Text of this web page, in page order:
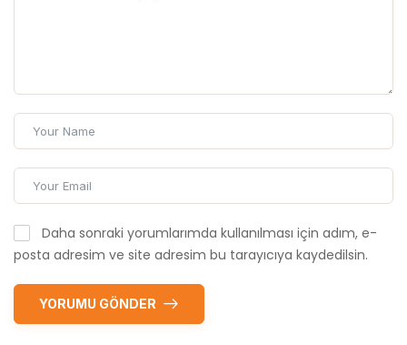
Daha sonraki yorumlarımda kullanılması için adım, e-
posta adresim ve site adresim bu tarayıcıya kaydedilsin.
YORUMU GÖNDER